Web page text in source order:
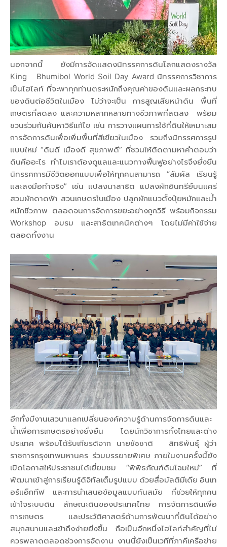
นอกจากนี้ ยังมีการจัดแสดงนิทรรศการดินโลกแสดงรางวัล
King Bhumibol World Soil Day Award นิทรรศการวิชาการ
เป็นไฮไลท์ ที่จะพาทุกท่านตระหนักถึงคุณค่าของดินและผลกระทบ
ของดินต่อชีวิตในเมือง ไม่ว่าจะเป็น การสูญเสียหน้าดิน พื้นที่
เกษตรที่ลดลง และความหลากหลายทางชีวภาพที่ลดลง พร้อม
ชวนร่วมกันค้นหาวิธีแก้ไข เช่น การวางแผนการใช้ที่ดินให้เหมาะสม
การจัดการดินเพื่อเพิ่มพื้นที่สีเขียวในเมือง รวมถึงนิทรรศการรูป
แบบใหม่ “ดินดี เมืองดี สุขภาพดี” ที่ชวนให้ติดตามหาคำตอบว่า
ดินคืออะไร ทำไมเราต้องดูแลและแนวทางฟื้นฟูอย่างไรจึงยั่งยืน
นิทรรศการมีชีวิตออกแบบเพื่อให้ทุกคนสามารถ “สัมผัส เรียนรู้
และลงมือทำจริง” เช่น แปลงนาสาธิต แปลงผักอินทรีย์บนแคร่
สวนผักดาดฟ้า สวนเกษตรในเมือง ปลูกผักแนวตั้งปุ๋ยหมักและน้ำ
หมักชีวภาพ ตลอดจนการจัดการขยะอย่างถูกวิธี พร้อมกิจกรรม
Workshop อบรม และสาธิตเทคนิคต่างๆ โดยไม่มีค่าใช้จ่าย
ตลอดทั้งงาน
อีกทั้งมีงานเสวนาแลกเปลี่ยนองค์ความรู้ด้านการจัดการดินและ
น้ำเพื่อการเกษตรอย่างยั่งยืน โดยนักวิชาการทั้งไทยและต่าง
ประเทศ พร้อมได้รับเกียรติจาก นายชัชชาติ สิทธิพันธุ์ ผู้ว่า
ราชการกรุงเทพมหานคร ร่วมบรรยายพิเศษ ภายในงานครั้งนี้ยัง
เปิดโอกาสให้ประชาชนได้เยี่ยมชม “พิพิธภัณฑ์ดินโฉมใหม่” ที่
พัฒนาเข้าสู่การเรียนรู้ดิจิทัลเต็มรูปแบบ ด้วยสื่อมัลติมีเดีย อินเท
อร์แอ็กทีฟ และการนำเสนอข้อมูลแบบทันสมัย ที่ช่วยให้ทุกคน
เข้าใจระบบดิน ลักษณะดินของประเทศไทย การจัดการดินเพื่อ
การเกษตร และประวัติศาสตร์ด้านการพัฒนาที่ดินได้อย่าง
สนุกสนานและเข้าถึงง่ายยิ่งขึ้น ถือเป็นอีกหนึ่งไฮไลท์สำคัญที่ไม่
ควรพลาดตลอดช่วงการจัดงาน งานนี้ยังเป็นเวทีที่ภาคีเครือข่าย